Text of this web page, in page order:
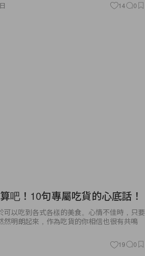
14 0
吧！10句專屬吃貨的心底話！
可以吃到各式各樣的美食。心情不佳時，只要
然明朗起來，作為吃貨的你相信也很有共鳴
19 0